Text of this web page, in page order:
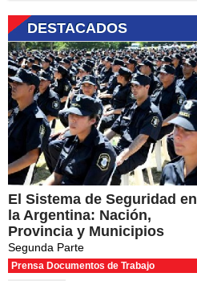
DESTACADOS
El Sistema de Seguridad en
la Argentina: Nación,
Provincia y Municipios
Segunda Parte
Prensa Documentos de Trabajo